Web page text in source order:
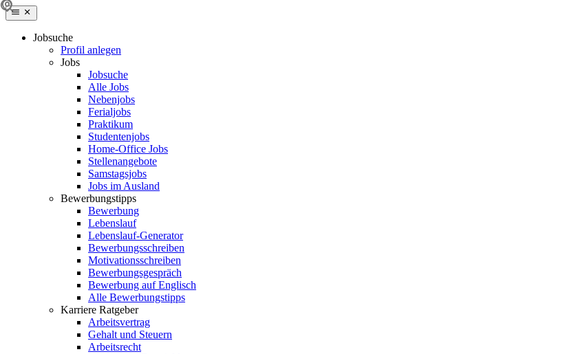
Jobsuche
Profil anlegen
Jobs
Jobsuche
Alle Jobs
Nebenjobs
Ferialjobs
Praktikum
Studentenjobs
Home-Office Jobs
Stellenangebote
Samstagsjobs
Jobs im Ausland
Bewerbungstipps
Bewerbung
Lebenslauf
Lebenslauf-Generator
Bewerbungsschreiben
Motivationsschreiben
Bewerbungsgespräch
Bewerbung auf Englisch
Alle Bewerbungstipps
Karriere Ratgeber
Arbeitsvertrag
Gehalt und Steuern
Arbeitsrecht